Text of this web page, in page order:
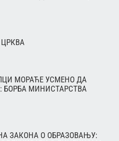
МОРАЋЕ УСМЕНО ДА
БОРБА МИНИСТАРСТВА
ЗАКОНА О ОБРАЗОВАЊУ: